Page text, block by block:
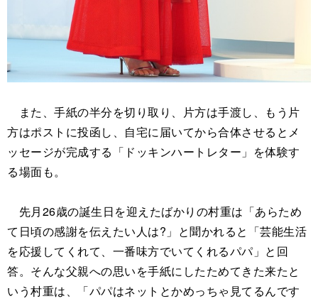
また、手紙の半分を切り取り、片方は手渡し、もう片
方はポストに投函し、自宅に届いてから合体させるとメ
ッセージが完成する「ドッキンハートレター」を体験す
る場面も。
先月26歳の誕生日を迎えたばかりの村重は「あらため
て日頃の感謝を伝えたい人は?」と聞かれると「芸能生活
を応援してくれて、一番味方でいてくれるパパ」と回
答。そんな父親への思いを手紙にしたためてきた来たと
いう村重は、「パパはネットとかめっちゃ見てるんです